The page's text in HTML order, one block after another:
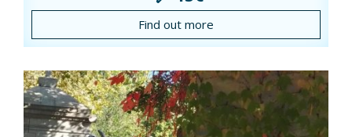
Find out more